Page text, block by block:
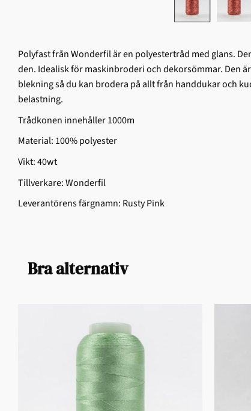
Polyfast från Wonderfil är en polyestertråd med glans.
den. Idealisk för maskinbroderi och dekorsömmar. Den
blekning så du kan brodera på allt från handdukar och
belastning.
Trådkonen innehåller 1000m
Material: 100% polyester
Vikt: 40wt
Tillverkare: Wonderfil
Leverantörens färgnamn: Rusty Pink
Bra alternativ